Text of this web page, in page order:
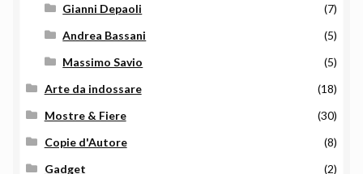
Gianni Depaoli
(7)
Andrea Bassani
(5)
Massimo Savio
(5)
Arte da indossare
(18)
Mostre & Fiere
(30)
Copie d'Autore
(8)
Gadget
(2)